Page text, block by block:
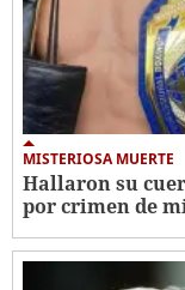
MISTERIOSA MUERTE
Hallaron su
por crimen de